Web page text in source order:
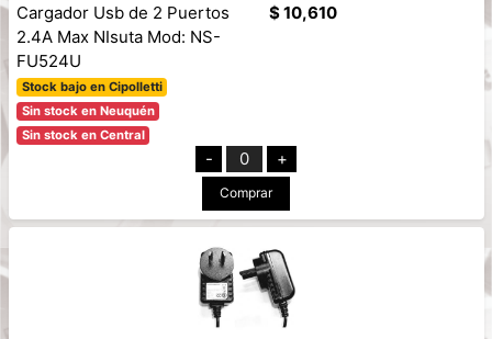
Cargador Usb de 2 Puertos
2.4A Max NIsuta Mod: NS-
FU524U
Stock bajo en Cipolletti
Sin stock en Neuquén
Sin stock en Central
$ 10,610
- 0 +
Comprar